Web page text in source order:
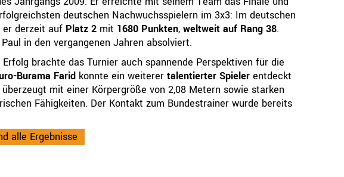
deutschen Nachwuchsspielern im 3x3: Im deutschen
er derzeit auf Platz 2 mit 1680 Punkten, weltweit auf Rang 38.
in den vergangenen Jahren absolviert.
brachte das Turnier auch spannende Perspektiven für die
Burama Farid konnte ein weiterer talentierter Spieler entdeckt
mit einer Körpergröße von 2,08 Metern sowie starken
Fähigkeiten. Der Kontakt zum Bundestrainer wurde bereits
alle Ergebnisse